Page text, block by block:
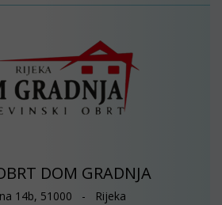
DOM GRADNJA
14b, 51000 - Rijeka